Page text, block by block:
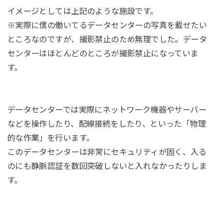
イメージとしては上記のような施設です。
※実際に僕の働いてるデータセンターの写真を載せたい
ところなのですが、撮影禁止のため無理でした。データ
センターはほとんどのところが撮影禁止になっていま
す。
データセンターでは実際にネットワーク機器やサーバー
などを操作したり、配線接続をしたり、といった「物理
的な作業」を行います。
このデータセンターは非常にセキュリティが固く、入る
のにも静脈認証を数回突破しないと入れなかったりしま
す。